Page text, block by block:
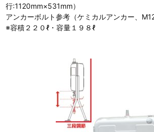
行:1120mm×531mm）
アンカーボルト参考（ケミカルアンカー、
※容積２２０ℓ・容量１９８ℓ